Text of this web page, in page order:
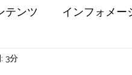
テンツ インフォメー
験
3分